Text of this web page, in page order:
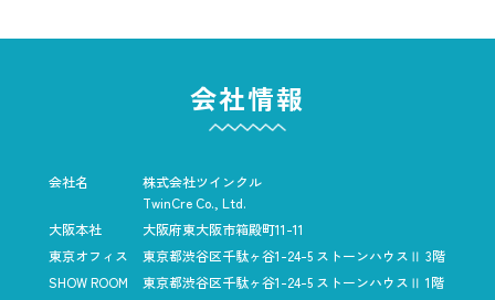
会社情報
会社名
株式会社ツインクル
TwinCre Co., Ltd.
大阪本社
大阪府東大阪市箱殿町11-11
東京オフィス
東京都渋谷区千駄ヶ谷1-24-5 ストーンハウスⅡ 3階
SHOW ROOM
東京都渋谷区千駄ヶ谷1-24-5 ストーンハウスⅡ 1階